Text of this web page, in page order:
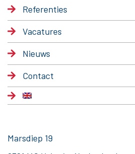
Referenties
Vacatures
Nieuws
Contact
Marsdiep 19